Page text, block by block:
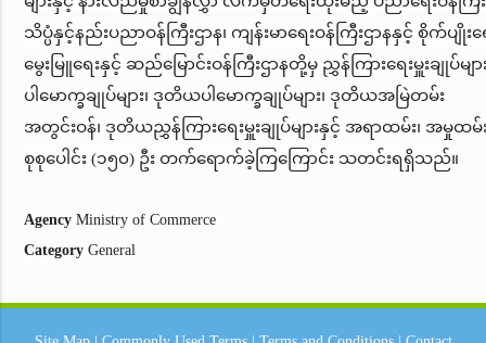
သိပ္ပံနှင့်နည်းပညာဝန်ကြီးဌာန၊ ကျန်းမာရေးဝန်ကြီးဌာနနှင့် စိုက်ပျိုးရ
မွေးမြူရေးနှင့် ဆည်မြောင်းဝန်ကြီးဌာနတို့မှ ညွှန်ကြားရေးမှူးချုပ်မျာ
ပါမောက္ခချုပ်များ၊ ဒုတိယပါမောက္ခချုပ်များ၊ ဒုတိယအမြဲတမ်း
အတွင်းဝန်၊ ဒုတိယညွှန်ကြားရေးမှူးချုပ်များနှင့် အရာထမ်း၊ အမှုထမ်း
စုစုပေါင်း (၁၅၀) ဦး တက်ရောက်ခဲ့ကြကြောင်း သတင်းရရှိသည်။
Agency Ministry of Commerce
Category General